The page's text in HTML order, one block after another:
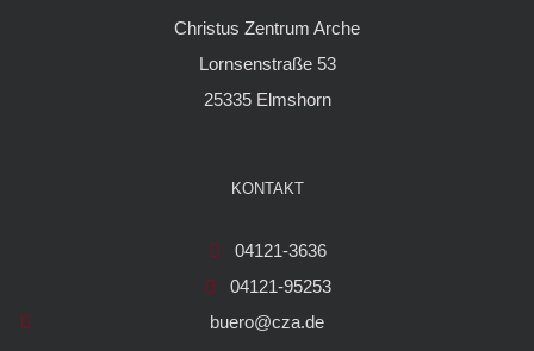
Christus Zentrum Arche
Lornsenstraße 53
25335 Elmshorn
KONTAKT
04121-3636
04121-95253
buero@cza.de